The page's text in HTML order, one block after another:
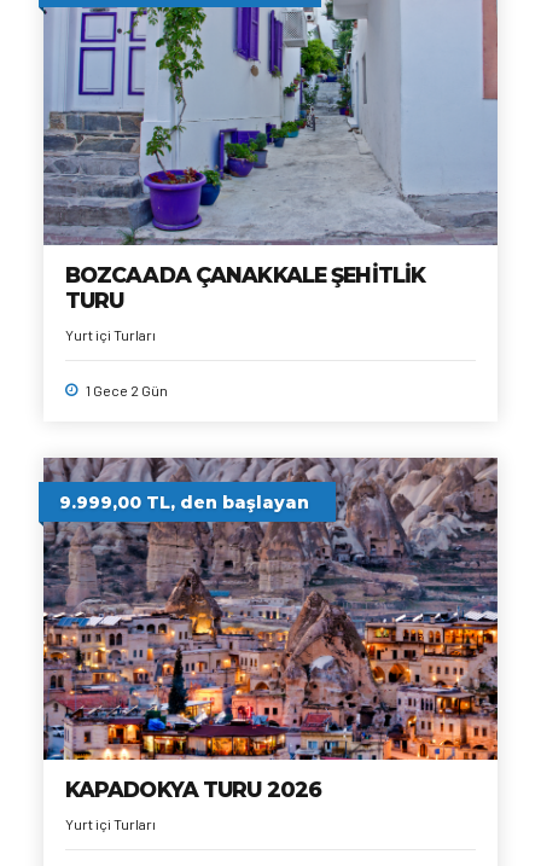
BOZCAADA ÇANAKKALE ŞEHİTLİK
TURU
Yurt içi Turları
1 Gece 2 Gün
9.999,00 TL, den başlayan
KAPADOKYA TURU 2026
Yurt içi Turları